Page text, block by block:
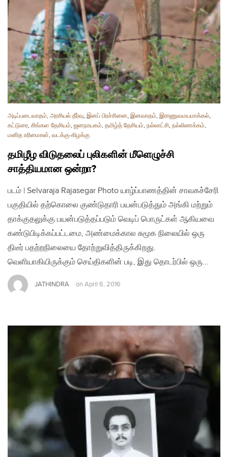
அடிப்படைவாதம், அரசியல் தீர்வு, இனப் பிரச்சினை, இனவாதம், இராணுவமயமாக்கல்,
கட்டுரை, சிங்கள தேசியம், ஜனநாயகம், தமிழ்த் தேசியம், நல்லாட்சி, நல்லிணக்கம்,
மனித உரிமைகள், வடக்கு-கிழக்கு
தமிழீழ விடுதலைப் புலிகளின் மீளெழுச்சி
சாத்தியமான ஒன்றா?
படம் | Selvaraja Rajasegar Photo யாழ்ப்பாணத்தின் சாவகச்சேரி
பகுதியில் தற்கொலை குண்டுதாரி பயன்படுத்தும் அங்கி மற்றும்
தாக்குதலுக்கு பயன்படுத்தப்படும் வெடிப் பொருட்கள் ஆகியவை
கண்டுபிடிக்கப்பட்டமை, அண்மைக்கால சுமூக நிலையில் ஒரு
திடீர் பதற்றநிலையை தோற்றுவித்திருக்கிறது.
வெளியாகியிருக்கும் செய்திகளின் படி, இது தொடர்பில் ஒரு…
JATHINDRA on April 6, 2016